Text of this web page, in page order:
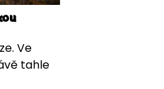
Ve
tahle